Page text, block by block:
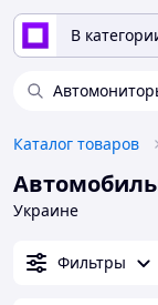
В
Каталог товаров
Украине
Фильтры